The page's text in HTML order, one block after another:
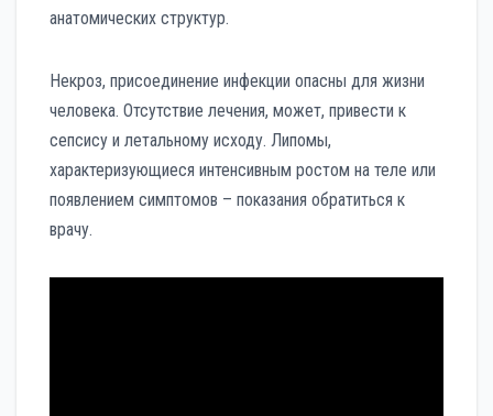
анатомических структур.
Некроз, присоединение инфекции опасны для жизни
человека. Отсутствие лечения, может, привести к
сепсису и летальному исходу. Липомы,
характеризующиеся интенсивным ростом на теле или
появлением симптомов – показания обратиться к
врачу.